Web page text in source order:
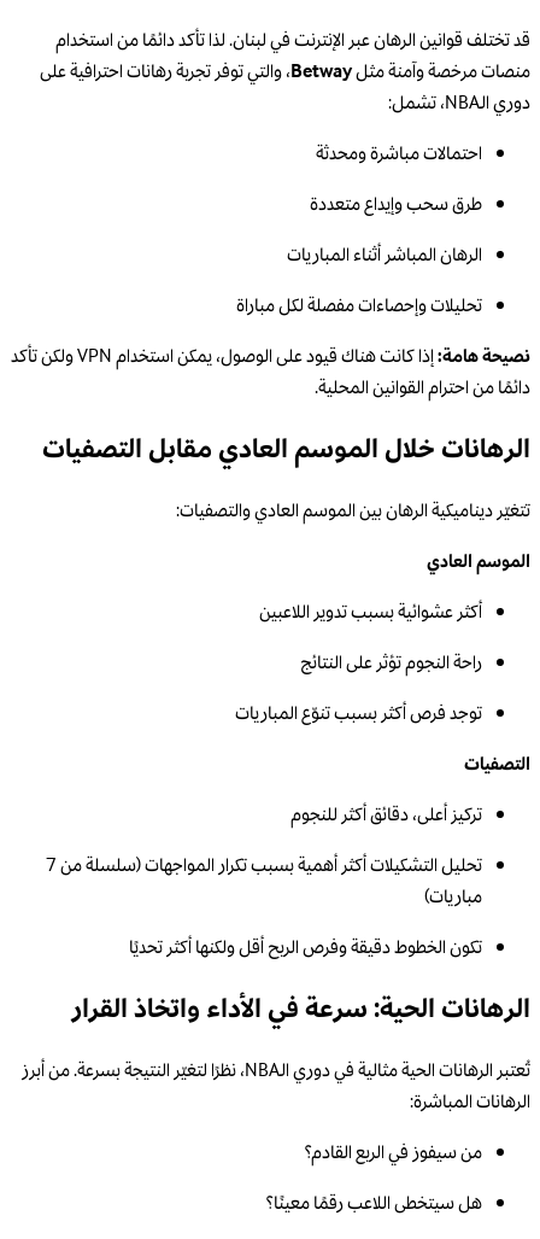
قد تختلف قوانين الرهان عبر الإنترنت في لبنان. لذا تأكد دائمًا من استخدام
منصات مرخصة وآمنة مثلBetway، والتي توفر تجربة رهانات احترافية على
دوري الـNBA، تشمل:
احتمالات مباشرة ومحدثة
طرق سحب وإيداع متعددة
الرهان المباشر أثناء المباريات
تحليلات وإحصاءات مفصلة لكل مباراة
نصيحة هامة:
إذا كانت هناك قيود على الوصول، يمكن استخدام VPN ولكن تأكد
دائمًا من احترام القوانين المحلية.
الرهانات خلال الموسم العادي مقابل التصفيات
تتغيّر ديناميكية الرهان بين الموسم العادي والتصفيات:
الموسم العادي
أكثر عشوائية بسبب تدوير اللاعبين
راحة النجوم تؤثر على النتائج
توجد فرص أكثر بسبب تنوّع المباريات
التصفيات
تركيز أعلى، دقائق أكثر للنجوم
تحليل التشكيلات أكثر أهمية بسبب تكرار المواجهات (سلسلة من 7
مباريات)
تكون الخطوط دقيقة وفرص الربح أقل ولكنها أكثر تحديًا
الرهانات الحية: سرعة في الأداء واتخاذ القرار
تُعتبر الرهانات الحية مثالية في دوري الـNBA، نظرًا لتغيّر النتيجة بسرعة. من أبرز
الرهانات المباشرة:
من سيفوز في الربع القادم؟
هل سيتخطى اللاعب رقمًا معينًا؟